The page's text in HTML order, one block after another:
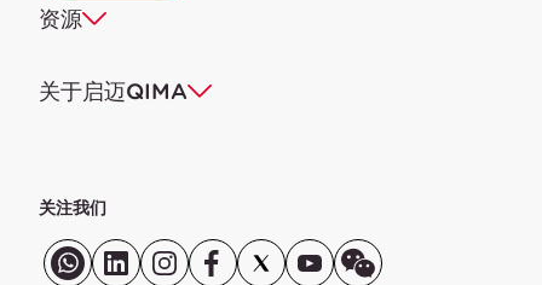
资源
关于启迈QIMA
关注我们